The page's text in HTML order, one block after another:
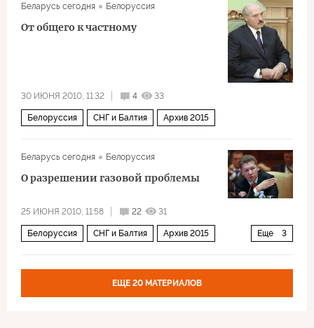
Беларусь сегодня Белоруссия
От общего к частному
30 ИЮНЯ 2010, 11:32 4 33
Белоруссия СНГ и Балтия Архив 2015
Беларусь сегодня Белоруссия
О разрешении газовой проблемы
25 ИЮНЯ 2010, 11:58 22 31
Еще 3
Белоруссия СНГ и Балтия Архив 2015
Европа в газовых сетях РоссииЕЩЕ 20 МАТЕРИАЛОВ